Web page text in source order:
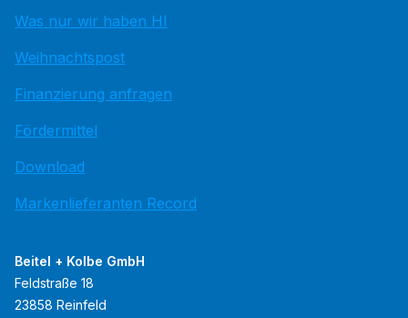
Was nur wir haben HI
Weihnachtspost
Finanzierung anfragen
Fördermittel
Download
Markenlieferanten Record
Beitel + Kolbe GmbH
Feldstraße 18
23858 Reinfeld